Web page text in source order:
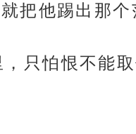
把他踢出那个
只怕恨不能